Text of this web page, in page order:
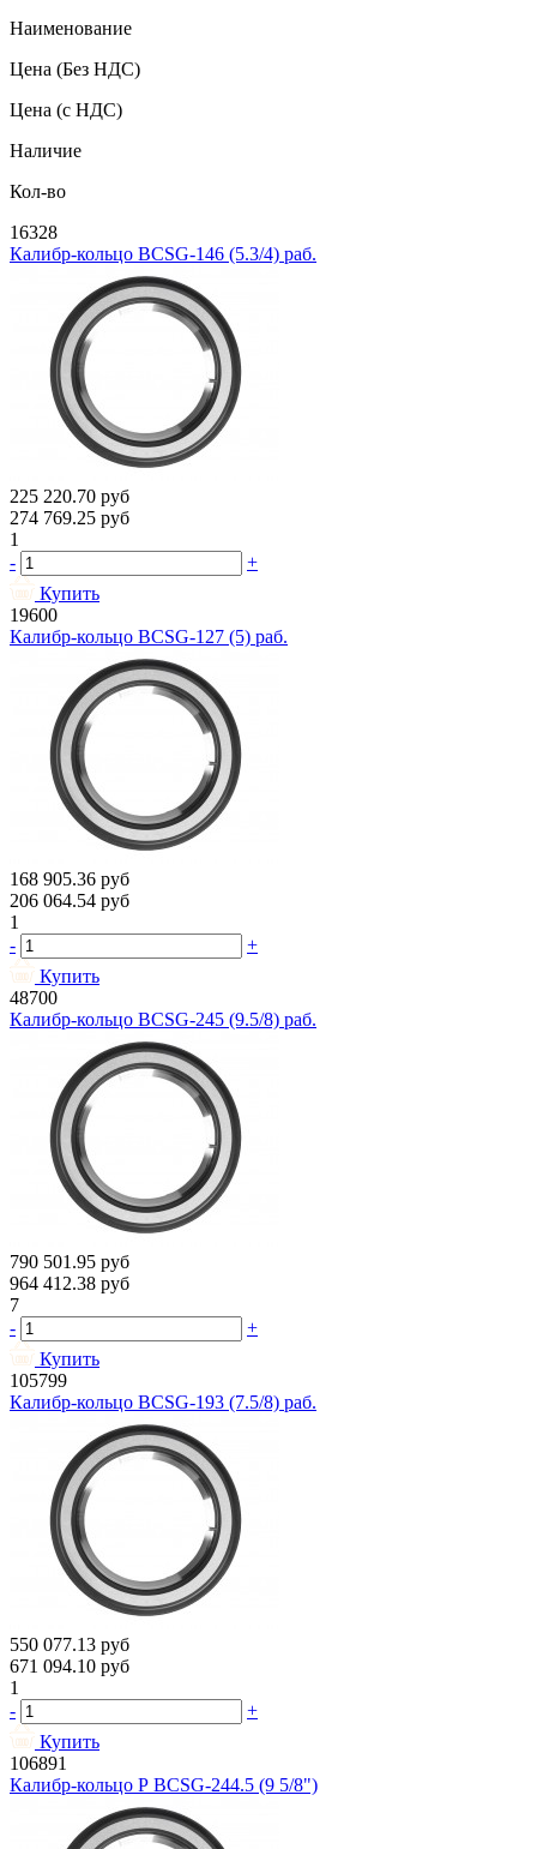
Наименование
Цена (Без НДС)
Цена (с НДС)
Наличие
Кол-во
16328
Калибр-кольцо BCSG-146 (5.3/4) раб.
225 220.70 руб
274 769.25 руб
1
-
+
Купить
19600
Калибр-кольцо BCSG-127 (5) раб.
168 905.36 руб
206 064.54 руб
1
-
+
Купить
48700
Калибр-кольцо BCSG-245 (9.5/8) раб.
790 501.95 руб
964 412.38 руб
7
-
+
Купить
105799
Калибр-кольцо BCSG-193 (7.5/8) раб.
550 077.13 руб
671 094.10 руб
1
-
+
Купить
106891
Калибр-кольцо Р BCSG-244.5 (9 5/8")